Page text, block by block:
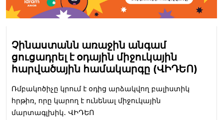
Չինաստանն առաջին անգամ
ցուցադրել է օդային միջուկային
հարվածային համակարգը (ՎԻԴԵՈ)
Ռմբակոծիչը կրում է օդից արձակվող բալիստիկ
հրթիռ, որը կարող է ունենալ միջուկային
մարտագլխիկ․ ՎԻԴԵՈ